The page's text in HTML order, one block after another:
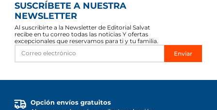
SUSCRÍBETE A NUESTRA
NEWSLETTER
Al suscribirte a la Newsletter de Editorial Salvat
recibe en tu correo todas las noticias Y ofertas
excepcionales que reservamos para ti y tu familia.
Enviar
Opción envíos gratuitos